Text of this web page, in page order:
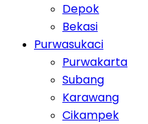
Depok
Bekasi
Purwasukaci
Purwakarta
Subang
Karawang
Cikampek